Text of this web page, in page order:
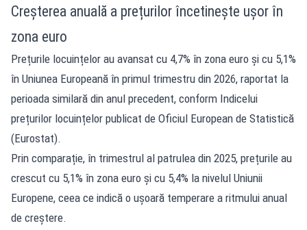
Creșterea anuală a prețurilor încetinește ușor în
zona euro
Prețurile locuințelor au avansat cu 4,7% în zona euro și cu 5,1%
în Uniunea Europeană în primul trimestru din 2026, raportat la
perioada similară din anul precedent, conform Indicelui
prețurilor locuințelor publicat de Oficiul European de Statistică
(Eurostat).
Prin comparație, în trimestrul al patrulea din 2025, prețurile au
crescut cu 5,1% în zona euro și cu 5,4% la nivelul Uniunii
Europene, ceea ce indică o ușoară temperare a ritmului anual
de creștere.